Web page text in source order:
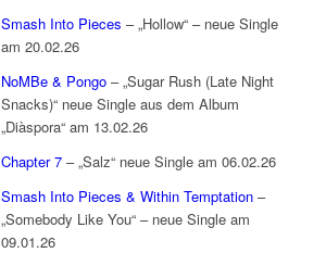
Smash Into Pieces – „Hollow“ – neue Single
am 20.02.26
NoMBe & Pongo – „Sugar Rush (Late Night
Snacks)“ neue Single aus dem Album
„Diàspora“ am 13.02.26
Chapter 7 – „Salz“ neue Single am 06.02.26
Smash Into Pieces & Within Temptation –
„Somebody Like You“ – neue Single am
09.01.26